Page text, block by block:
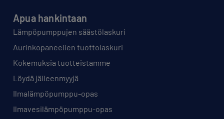
Apua hankintaan
Lämpöpumppujen säästölaskuri
Aurinkopaneelien tuottolaskuri
Kokemuksia tuotteistamme
Löydä jälleenmyyjä
Ilmalämpöpumppu-opas
Ilmavesilämpöpumppu-opas